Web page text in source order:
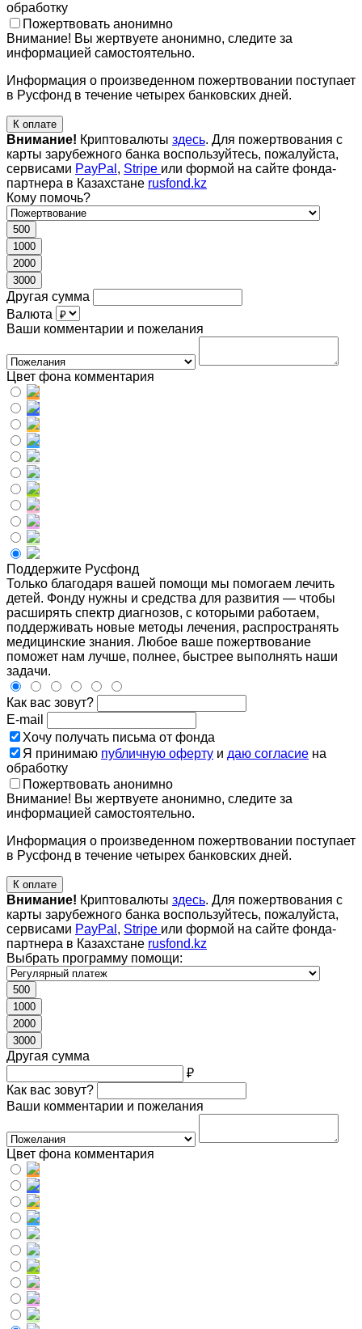
обработку
Пожертвовать анонимно
Внимание! Вы жертвуете анонимно, следите за
информацией самостоятельно.
Информация о произведенном пожертвовании поступает
в Русфонд в течение четырех банковских дней.
К оплате
Внимание! Криптовалюты здесь. Для пожертвования с
карты зарубежного банка воспользуйтесь, пожалуйста,
сервисами PayPal , Stripe или формой на сайте фонда-
партнера в Казахстане rusfond.kz
Кому помочь?
500
1000
2000
3000
Другая сумма
Валюта
Ваши комментарии и пожелания
Цвет фона комментария
Поддержите Русфонд
Только благодаря вашей помощи мы помогаем лечить
детей. Фонду нужны и средства для развития — чтобы
расширять спектр диагнозов, с которыми работаем,
поддерживать новые методы лечения, распространять
медицинские знания. Любое ваше пожертвование
поможет нам лучше, полнее, быстрее выполнять наши
задачи.
Как вас зовут?
E-mail
Хочу получать письма от фонда
Я принимаю публичную оферту и даю согласие на
обработку
Пожертвовать анонимно
Внимание! Вы жертвуете анонимно, следите за
информацией самостоятельно.
Информация о произведенном пожертвовании поступает
в Русфонд в течение четырех банковских дней.
К оплате
Внимание! Криптовалюты здесь. Для пожертвования с
карты зарубежного банка воспользуйтесь, пожалуйста,
сервисами PayPal , Stripe или формой на сайте фонда-
партнера в Казахстане rusfond.kz
Выбрать программу помощи:
500
1000
2000
3000
Другая сумма
₽
Как вас зовут?
Ваши комментарии и пожелания
Цвет фона комментария